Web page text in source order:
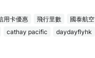
用卡優惠 飛行里數
國泰航空
cathay pacific daydayflyhk